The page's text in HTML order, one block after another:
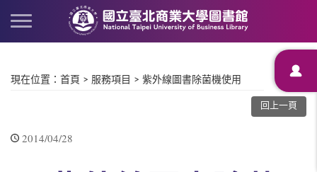
現在位置 ： 首頁 > 服務項目 > 紫外線圖書除菌機使用
回上一頁
2014/04/28